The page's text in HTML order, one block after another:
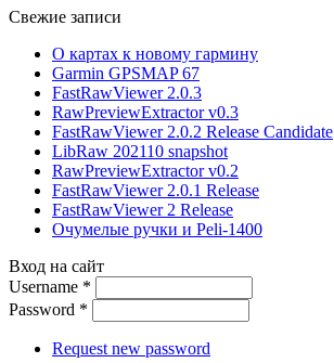
Свежие записи
О картах к новому гармину
Garmin GPSMAP 67
FastRawViewer 2.0.3
RawPreviewExtractor v0.3
FastRawViewer 2.0.2 Release Candidate
LibRaw 202110 snapshot
RawPreviewExtractor v0.2
FastRawViewer 2.0.1 Release
FastRawViewer 2 Release
Очумелые ручки и Peli-1400
Вход на сайт
Username *
Password *
Request new password